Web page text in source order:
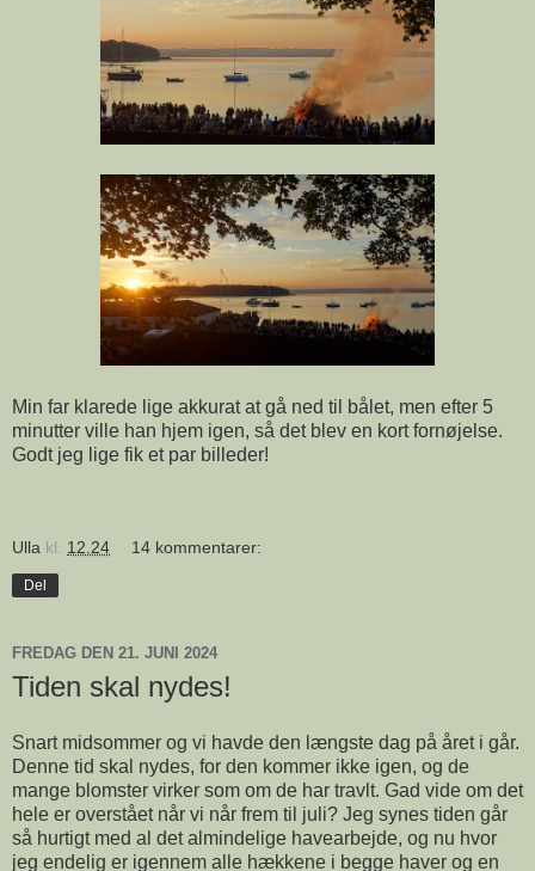
Min far klarede lige akkurat at gå ned til bålet, men efter 5
minutter ville han hjem igen, så det blev en kort fornøjelse.
Godt jeg lige fik et par billeder!
Ulla kl. 12.24 14 kommentarer:
Del
FREDAG DEN 21. JUNI 2024
Tiden skal nydes!
Snart midsommer og vi havde den længste dag på året i går.
Denne tid skal nydes, for den kommer ikke igen, og de
mange blomster virker som om de har travlt. Gad vide om det
hele er overstået når vi når frem til juli? Jeg synes tiden går
så hurtigt med al det almindelige havearbejde, og nu hvor
jeg endelig er igennem alle hækkene i begge haver og en